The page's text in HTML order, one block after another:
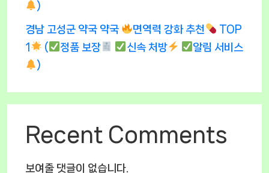
)
경남 고성군 약국 약국 면역력 강화 추천
TOP
1
( 정품 보장 신속 처방
알림 서비스
)
Recent Comments
보여줄 댓글이 없습니다.